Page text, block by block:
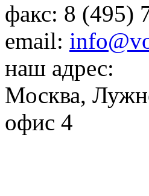
факс: 8 (495)
email:
наш адрес:
Москва,
офис 4